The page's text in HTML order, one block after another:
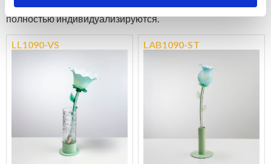
Все наши люстры доступны в различных вариантах и ​​
полностью индивидуализируются.
LL1090-VS LAB1090-ST